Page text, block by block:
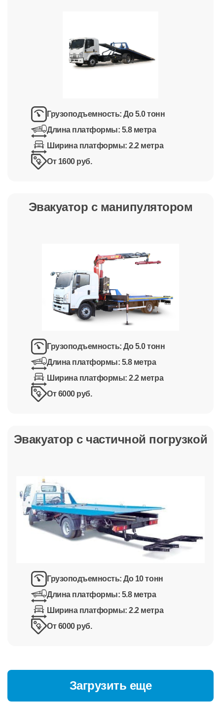
Грузоподъемность:До 5.0 тонн
Длина платформы: 5.8 метра
Ширина платформы:2.2 метра
От 1600 руб.
Эвакуатор с манипулятором
Грузоподъемность:До 5.0 тонн
Длина платформы: 5.8 метра
Ширина платформы:2.2 метра
От 6000 руб.
Эвакуатор с частичной погрузкой
Грузоподъемность:До 10 тонн
Длина платформы: 5.8 метра
Ширина платформы:2.2 метра
От 6000 руб.
Загрузить еще